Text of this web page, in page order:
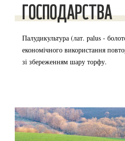
ГОСПОДАРСТВА
Палудикультура (лат. palus -
економічного використання
зі збереженням шару торфу.